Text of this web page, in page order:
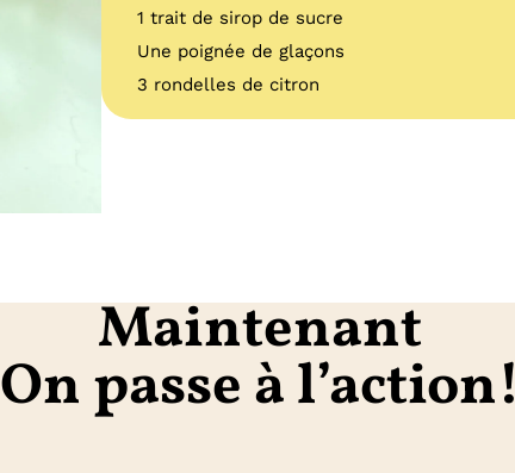
1 trait de sirop de sucre
Une poignée de glaçons
3 rondelles de citron
Maintenant
On passe à l’action!